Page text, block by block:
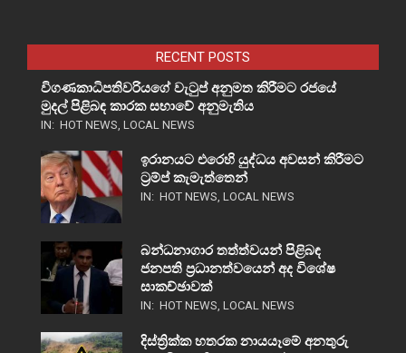
RECENT POSTS
විගණකාධිපතිවරියගේ වැටුප් අනුමත කිරීමට රජයේ
මුදල් පිළිබඳ කාරක සභාවේ අනුමැතිය
IN: HOT NEWS, LOCAL NEWS
ඉරානයට එරෙහි යුද්ධය අවසන් කිරීමට
ට්‍රම්ප් කැමැත්තෙන්
IN: HOT NEWS, LOCAL NEWS
බන්ධනාගාර තත්ත්වයන් පිළිබඳ
ජනපති ප්‍රධානත්වයෙන් අද විශේෂ
සාකච්ඡාවක්
IN: HOT NEWS, LOCAL NEWS
දිස්ත්‍රික්ක හතරක නායයෑමේ අනතුරු